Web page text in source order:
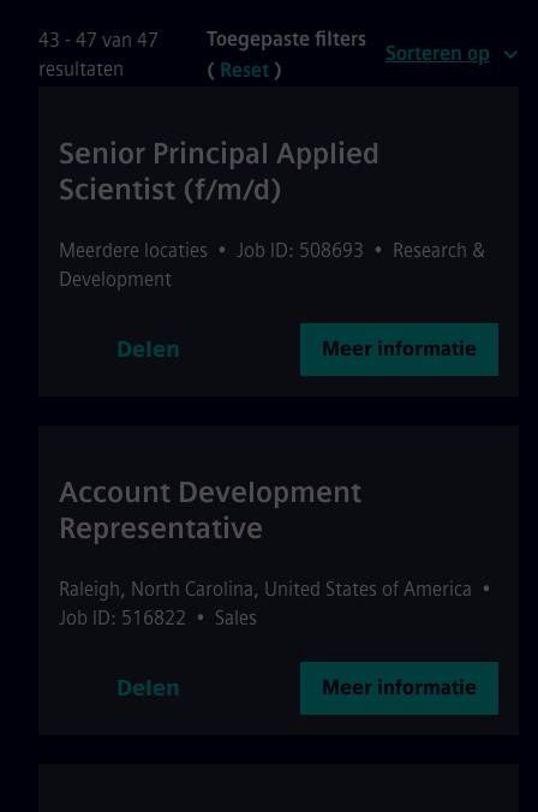
43 - 47 van 47
resultaten
Toegepaste filters
( Reset)
Sorteren op
Senior Principal Applied
Scientist (f/m/d)
Meerdere locaties • Job ID: 508693 • Research &
Development
Delen Meer informatie
Account Development
Representative
Raleigh, North Carolina, United States of America •
Job ID: 516822 • Sales
Delen Meer informatie